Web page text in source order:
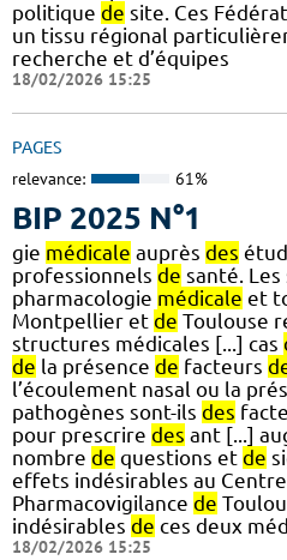
politique de site. Ces
un tissu régional
recherche et d’équipes
18/02/2026 15:25
PAGES
relevance: 61%
BIP 2025 N°1
gie médicale auprès des
professionnels de santé. Les
pharmacologie médicale et
Montpellier et de Toulouse
structures médicales [...] cas
de la présence de facteurs
l’écoulement nasal ou la
pathogènes sont-ils des
pour prescrire des ant [...]
nombre de questions et de
effets indésirables au
Pharmacovigilance de
indésirables de ces deux
18/02/2026 15:25